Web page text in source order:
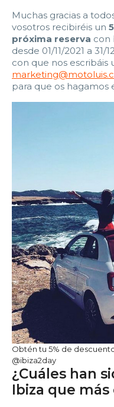
Muchas gracias a
vosotros recibiréis un
próxima reserva con
desde 01/11/2021 a
con que nos escribáis
para que os hagamos
Obtén tu 5% de
@ibiza2day
¿Cuáles han
Ibiza que más